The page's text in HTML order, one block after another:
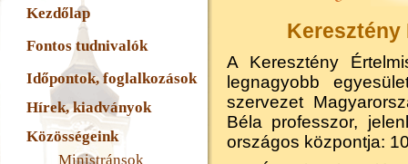
Kezdőlap
Fontos tudnivalók
Időpontok, foglalkozások
Hírek, kiadványok
Közösségeink
Ministránsok
Keresztény
A Keresztény
legnagyobb
szervezet
Béla professzor,
országos központja: